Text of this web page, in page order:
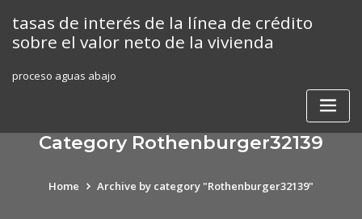
content
tasas de interés de la línea de crédito
sobre el valor neto de la vivienda
proceso aguas abajo
Category Rothenburger32139
Home Archive by category "Rothenburger32139"